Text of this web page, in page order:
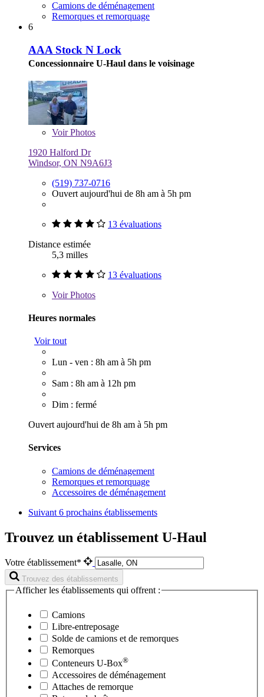
Camions de déménagement
Remorques et remorquage
6
AAA Stock N Lock
Concessionnaire U-Haul dans le voisinage
VoirPhotos
1920 Halford Dr
Windsor, ON N9A6J3
(519) 737-0716
Ouvert aujourd'hui de 8h am à 5h pm
13 évaluations
Distance estimée
5,3 milles
13 évaluations
VoirPhotos
Heures normales
Voir tout
Lun - ven : 8h am à 5h pm
Sam : 8h am à 12h pm
Dim : fermé
Ouvert aujourd'hui de 8h am à 5h pm
Services
Camions de déménagement
Remorques et remorquage
Accessoires de déménagement
Suivant 6 prochains établissements
Trouvez un établissement U-Haul
Votre établissement*
Trouvez des établissements
Afficher les établissements qui offrent :
Camions
Libre-entreposage
Solde de camions et de remorques
Remorques
Conteneurs U-Box®
Accessoires de déménagement
Attaches de remorque